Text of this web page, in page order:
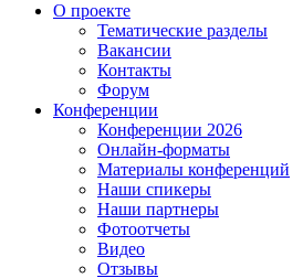
О проекте
Тематические разделы
Вакансии
Контакты
Форум
Конференции
Конференции 2026
Онлайн-форматы
Материалы конференций
Наши спикеры
Наши партнеры
Фотоотчеты
Видео
Отзывы